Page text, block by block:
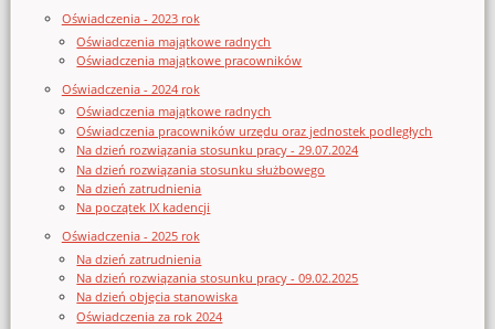
Oświadczenia - 2023 rok
Oświadczenia majątkowe radnych
Oświadczenia majątkowe pracowników
Oświadczenia - 2024 rok
Oświadczenia majątkowe radnych
Oświadczenia pracowników urzędu oraz jednostek podległych
Na dzień rozwiązania stosunku pracy - 29.07.2024
Na dzień rozwiązania stosunku służbowego
Na dzień zatrudnienia
Na początek IX kadencji
Oświadczenia - 2025 rok
Na dzień zatrudnienia
Na dzień rozwiązania stosunku pracy - 09.02.2025
Na dzień objęcia stanowiska
Oświadczenia za rok 2024